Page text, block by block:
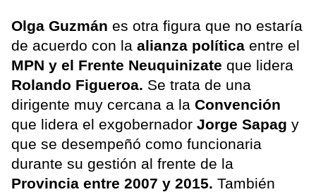
Olga Guzmán es otra figura que no estaría
de acuerdo con la alianza política entre el
MPN y el Frente Neuquinizate que lidera
Rolando Figueroa. Se trata de una
dirigente muy cercana a la Convención
que lidera el exgobernador Jorge Sapag y
que se desempeñó como funcionaria
durante su gestión al frente de la
Provincia entre 2007 y 2015. También